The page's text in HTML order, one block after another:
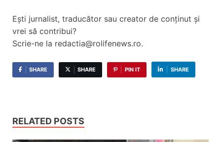
Ești jurnalist, traducător sau creator de conținut și
vrei să contribui?
Scrie-ne la redactia@rolifenews.ro.
SHARE SHARE PIN IT SHARE
RELATED POSTS